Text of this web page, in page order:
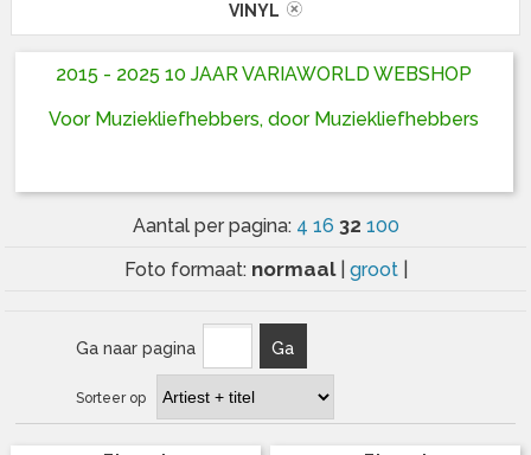
VINYL
2015 - 2025 10 JAAR VARIAWORLD WEBSHOP
Voor Muziekliefhebbers, door Muziekliefhebbers
Aantal per pagina: 4 16 32 100
Foto formaat: normaal groot
Ga naar pagina Ga
Sorteer op